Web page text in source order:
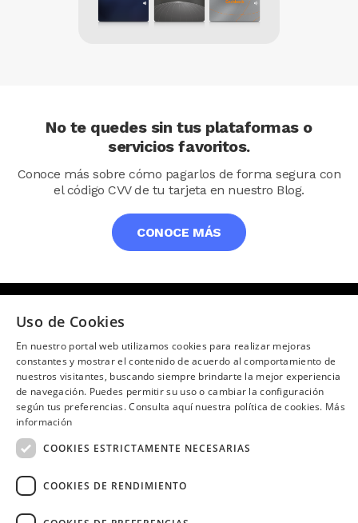
No te quedes sin tus plataformas o
servicios favoritos.
Conoce más sobre cómo pagarlos de forma segura con
el código CVV de tu tarjeta en nuestro Blog.
CONOCE MÁS
¿Necesitas ayuda?
SÍGUENOS EN:
Uso de Cookies
En nuestro portal web utilizamos cookies para realizar mejoras
constantes y mostrar el contenido de acuerdo al comportamiento de
nuestros visitantes, buscando siempre brindarte la mejor experiencia
de navegación. Puedes permitir su uso o cambiar la configuración
según tus preferencias. Consulta aquí nuestra política de cookies. Más
información
COOKIES ESTRICTAMENTE NECESARIAS
COOKIES DE RENDIMIENTO